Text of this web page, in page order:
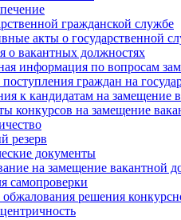
гражданской службе
акты о государственной
о вакантных должностях
информация по вопросам
граждан на
к кандидатам на замещение
конкурсов на замещение
резерв
документы
на замещение вакантной
самопроверки
решения